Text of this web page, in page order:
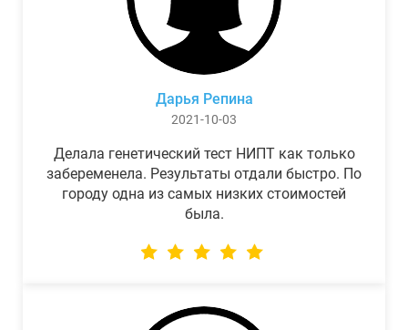
Дарья Репина
2021-10-03
Делала генетический тест НИПТ как только
забеременела. Результаты отдали быстро. По
городу одна из самых низких стоимостей
была.